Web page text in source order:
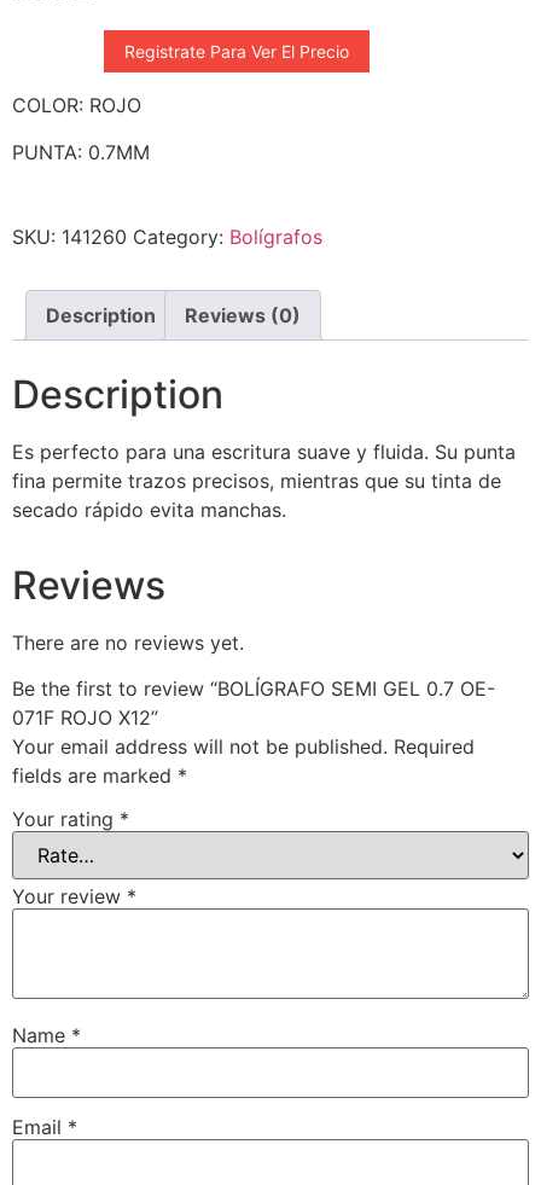
Registrate Para Ver El Precio
COLOR: ROJO
PUNTA: 0.7MM
SKU: 141260 Category: Bolígrafos
Description Reviews (0)
Description
Es perfecto para una escritura suave y fluida. Su punta
fina permite trazos precisos, mientras que su tinta de
secado rápido evita manchas.
Reviews
There are no reviews yet.
Be the first to review “BOLÍGRAFO SEMI GEL 0.7 OE-
071F ROJO X12”
Your email address will not be published. Required
fields are marked *
Your rating *
Your review *
Name *
Email *